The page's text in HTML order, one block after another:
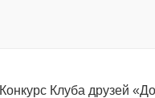
Конкурс Клуба друзей